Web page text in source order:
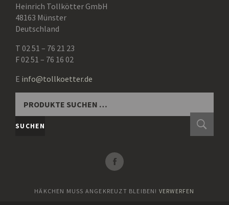
Heinrich Tollkötter GmbH
48163 Münster
Deutschland
T 02 51 – 76 21 23
F 02 51 – 76 16 02
E info@tollkoetter.de
NACH:
SUCHEN
HÄKCHEN MUSS ANGEKREUZT BLEIBEN! VERWERFEN